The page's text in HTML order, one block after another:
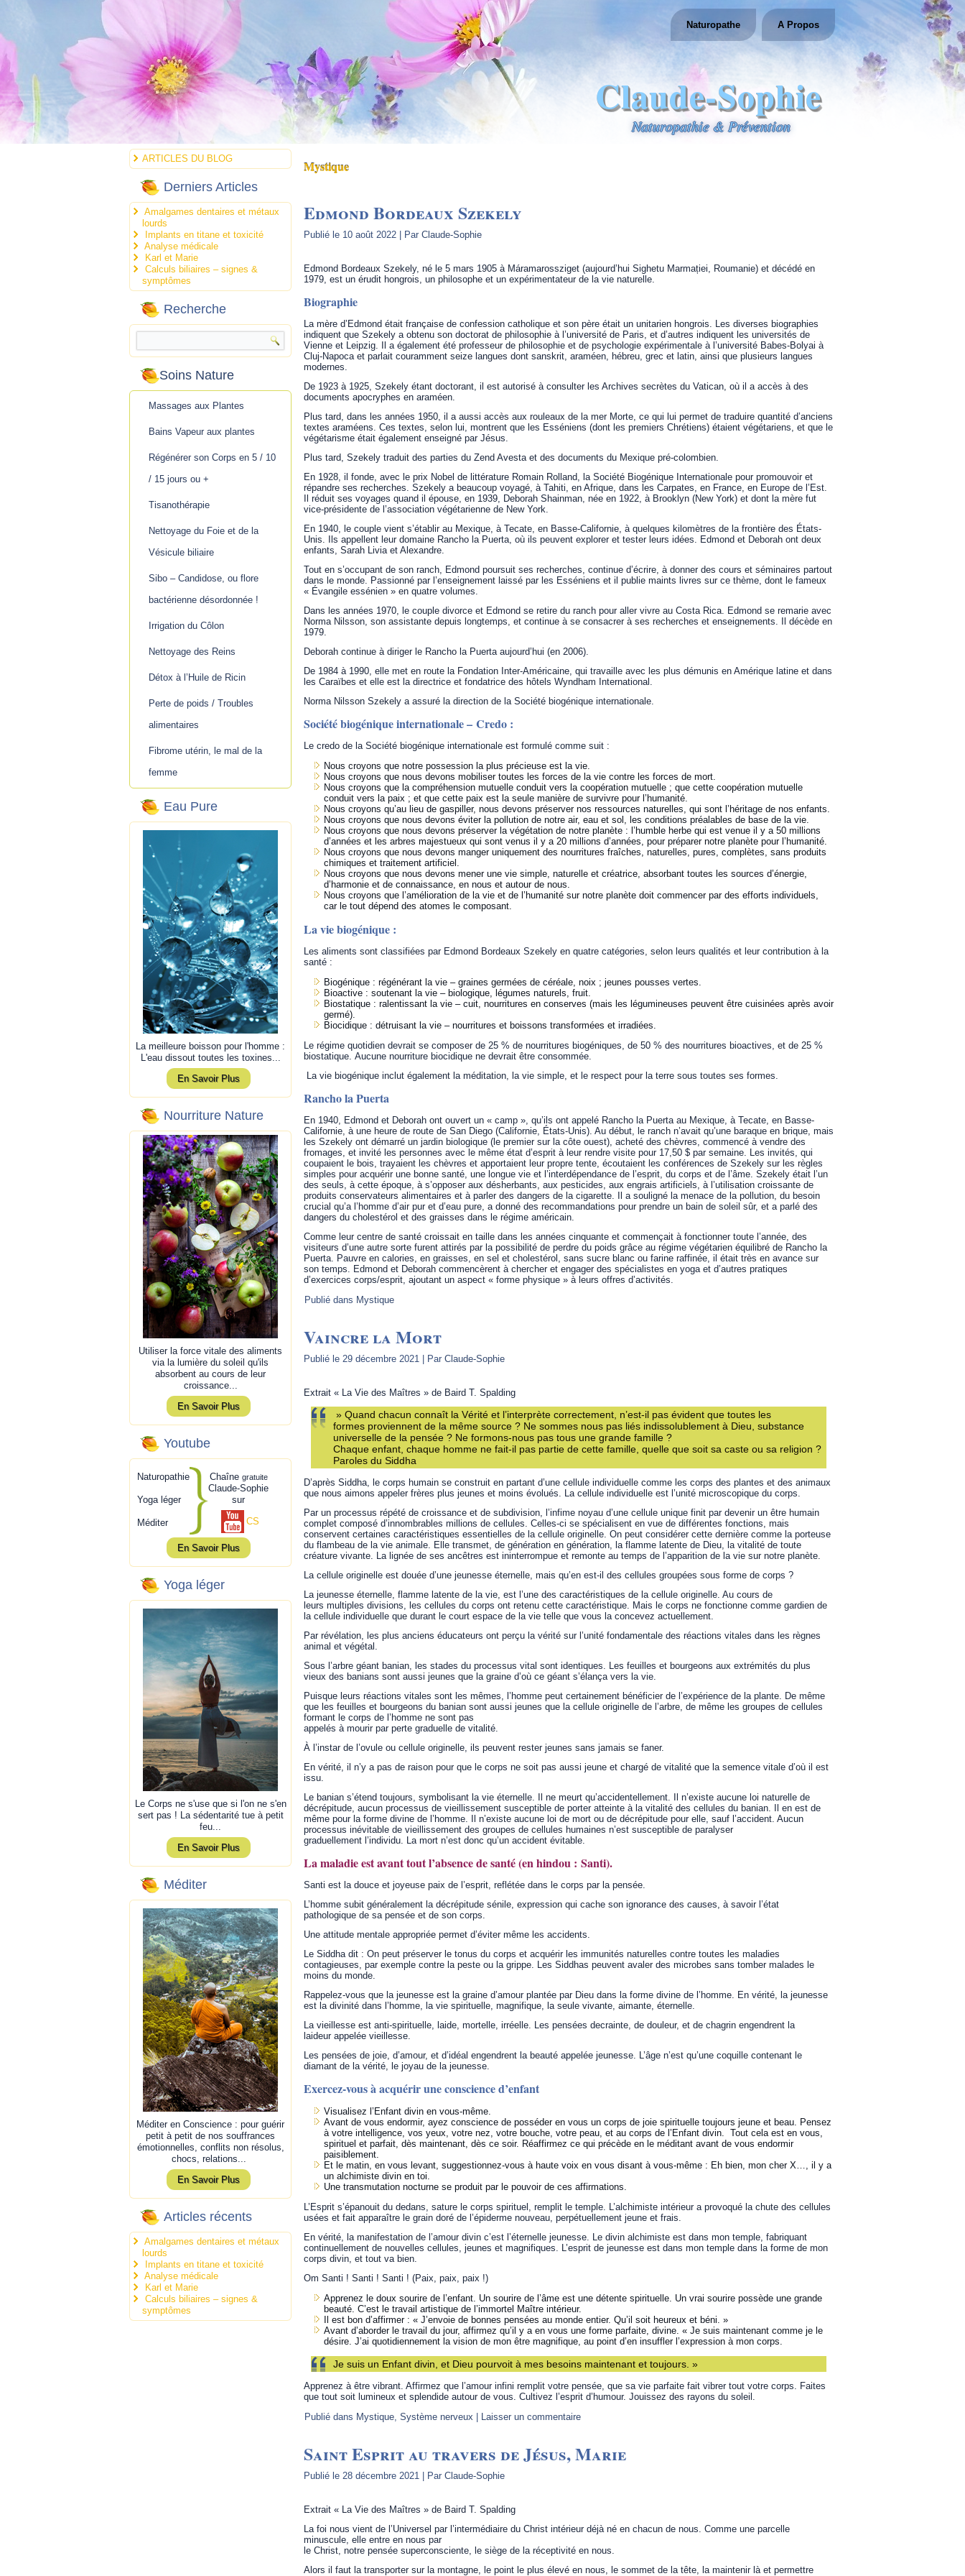
Claude-Sophie
Naturopathie & Prévention
Naturopathe A Propos
ARTICLES DU BLOG
Derniers Articles
Amalgames dentaires et métaux
lourds
Implants en titane et toxicité
Analyse médicale
Karl et Marie
Calculs biliaires – signes &
symptômes
Recherche
Soins Nature
Massages aux Plantes
Bains Vapeur aux plantes
Régénérer son Corps en 5 / 10
/ 15 jours ou +
Tisanothérapie
Nettoyage du Foie et de la
Vésicule biliaire
Sibo – Candidose, ou flore
bactérienne désordonnée !
Irrigation du Côlon
Nettoyage des Reins
Détox à l’Huile de Ricin
Perte de poids / Troubles
alimentaires
Fibrome utérin, le mal de la
femme
Eau Pure
La meilleure boisson pour l'homme :
L'eau dissout toutes les toxines...
En Savoir Plus
Nourriture Nature
Utiliser la force vitale des aliments
via la lumière du soleil qu'ils
absorbent au cours de leur
croissance...
En Savoir Plus
Youtube
Naturopathie
Yoga léger
Méditer
Chaîne gratuite
Claude-Sophie
sur
CS
En Savoir Plus
Yoga léger
Le Corps ne s'use que si l'on ne s'en
sert pas ! La sédentarité tue à petit
feu...
En Savoir Plus
Méditer
Méditer en Conscience : pour guérir
petit à petit de nos souffrances
émotionnelles, conflits non résolus,
chocs, relations...
En Savoir Plus
Articles récents
Amalgames dentaires et métaux
lourds
Implants en titane et toxicité
Analyse médicale
Karl et Marie
Calculs biliaires – signes &
symptômes
Mystique
Edmond Bordeaux Szekely
Publié le 10 août 2022 Par Claude-Sophie
Edmond Bordeaux Szekely, né le 5 mars 1905 à Máramarossziget (aujourd’hui Sighetu Marmației, Roumanie) et décédé en
1979, est un érudit hongrois, un philosophe et un expérimentateur de la vie naturelle.
Biographie
La mère d’Edmond était française de confession catholique et son père était un unitarien hongrois. Les diverses biographies
indiquent que Szekely a obtenu son doctorat de philosophie à l’université de Paris, et d’autres indiquent les universités de
Vienne et Leipzig. Il a également été professeur de philosophie et de psychologie expérimentale à l’université Babes-Bolyai à
Cluj-Napoca et parlait couramment seize langues dont sanskrit, araméen, hébreu, grec et latin, ainsi que plusieurs langues
modernes.
De 1923 à 1925, Szekely étant doctorant, il est autorisé à consulter les Archives secrètes du Vatican, où il a accès à des
documents apocryphes en araméen.
Plus tard, dans les années 1950, il a aussi accès aux rouleaux de la mer Morte, ce qui lui permet de traduire quantité d’anciens
textes araméens. Ces textes, selon lui, montrent que les Esséniens (dont les premiers Chrétiens) étaient végétariens, et que le
végétarisme était également enseigné par Jésus.
Plus tard, Szekely traduit des parties du Zend Avesta et des documents du Mexique pré-colombien.
En 1928, il fonde, avec le prix Nobel de littérature Romain Rolland, la Société Biogénique Internationale pour promouvoir et
répandre ses recherches. Szekely a beaucoup voyagé, à Tahiti, en Afrique, dans les Carpates, en France, en Europe de l’Est.
Il réduit ses voyages quand il épouse, en 1939, Deborah Shainman, née en 1922, à Brooklyn (New York) et dont la mère fut
vice-présidente de l’association végétarienne de New York.
En 1940, le couple vient s’établir au Mexique, à Tecate, en Basse-Californie, à quelques kilomètres de la frontière des États-
Unis. Ils appellent leur domaine Rancho la Puerta, où ils peuvent explorer et tester leurs idées. Edmond et Deborah ont deux
enfants, Sarah Livia et Alexandre.
Tout en s’occupant de son ranch, Edmond poursuit ses recherches, continue d’écrire, à donner des cours et séminaires partout
dans le monde. Passionné par l’enseignement laissé par les Esséniens et il publie maints livres sur ce thème, dont le fameux
« Évangile essénien » en quatre volumes.
Dans les années 1970, le couple divorce et Edmond se retire du ranch pour aller vivre au Costa Rica. Edmond se remarie avec
Norma Nilsson, son assistante depuis longtemps, et continue à se consacrer à ses recherches et enseignements. Il décède en
1979.
Deborah continue à diriger le Rancho la Puerta aujourd’hui (en 2006).
De 1984 à 1990, elle met en route la Fondation Inter-Américaine, qui travaille avec les plus démunis en Amérique latine et dans
les Caraïbes et elle est la directrice et fondatrice des hôtels Wyndham International.
Norma Nilsson Szekely a assuré la direction de la Société biogénique internationale.
Société biogénique internationale – Credo :
Le credo de la Société biogénique internationale est formulé comme suit :
Nous croyons que notre possession la plus précieuse est la vie.
Nous croyons que nous devons mobiliser toutes les forces de la vie contre les forces de mort.
Nous croyons que la compréhension mutuelle conduit vers la coopération mutuelle ; que cette coopération mutuelle
conduit vers la paix ; et que cette paix est la seule manière de survivre pour l’humanité.
Nous croyons qu’au lieu de gaspiller, nous devons préserver nos ressources naturelles, qui sont l’héritage de nos enfants.
Nous croyons que nous devons éviter la pollution de notre air, eau et sol, les conditions préalables de base de la vie.
Nous croyons que nous devons préserver la végétation de notre planète : l’humble herbe qui est venue il y a 50 millions
d’années et les arbres majestueux qui sont venus il y a 20 millions d’années, pour préparer notre planète pour l’humanité.
Nous croyons que nous devons manger uniquement des nourritures fraîches, naturelles, pures, complètes, sans produits
chimiques et traitement artificiel.
Nous croyons que nous devons mener une vie simple, naturelle et créatrice, absorbant toutes les sources d’énergie,
d’harmonie et de connaissance, en nous et autour de nous.
Nous croyons que l’amélioration de la vie et de l’humanité sur notre planète doit commencer par des efforts individuels,
car le tout dépend des atomes le composant.
La vie biogénique :
Les aliments sont classifiées par Edmond Bordeaux Szekely en quatre catégories, selon leurs qualités et leur contribution à la
santé :
Biogénique : régénérant la vie – graines germées de céréale, noix ; jeunes pousses vertes.
Bioactive : soutenant la vie – biologique, légumes naturels, fruit.
Biostatique : ralentissant la vie – cuit, nourritures en conserves (mais les légumineuses peuvent être cuisinées après avoir
germé).
Biocidique : détruisant la vie – nourritures et boissons transformées et irradiées.
Le régime quotidien devrait se composer de 25 % de nourritures biogéniques, de 50 % des nourritures bioactives, et de 25 %
biostatique. Aucune nourriture biocidique ne devrait être consommée.
La vie biogénique inclut également la méditation, la vie simple, et le respect pour la terre sous toutes ses formes.
Rancho la Puerta
En 1940, Edmond et Deborah ont ouvert un « camp », qu’ils ont appelé Rancho la Puerta au Mexique, à Tecate, en Basse-
Californie, à une heure de route de San Diego (Californie, États-Unis). Au début, le ranch n’avait qu’une baraque en brique, mais
les Szekely ont démarré un jardin biologique (le premier sur la côte ouest), acheté des chèvres, commencé à vendre des
fromages, et invité les personnes avec le même état d’esprit à leur rendre visite pour 17,50 $ par semaine. Les invités, qui
coupaient le bois, trayaient les chèvres et apportaient leur propre tente, écoutaient les conférences de Szekely sur les règles
simples pour acquérir une bonne santé, une longue vie et l’interdépendance de l’esprit, du corps et de l’âme. Szekely était l’un
des seuls, à cette époque, à s’opposer aux désherbants, aux pesticides, aux engrais artificiels, à l’utilisation croissante de
produits conservateurs alimentaires et à parler des dangers de la cigarette. Il a souligné la menace de la pollution, du besoin
crucial qu’a l’homme d’air pur et d’eau pure, a donné des recommandations pour prendre un bain de soleil sûr, et a parlé des
dangers du cholestérol et des graisses dans le régime américain.
Comme leur centre de santé croissait en taille dans les années cinquante et commençait à fonctionner toute l’année, des
visiteurs d’une autre sorte furent attirés par la possibilité de perdre du poids grâce au régime végétarien équilibré de Rancho la
Puerta. Pauvre en calories, en graisses, en sel et cholestérol, sans sucre blanc ou farine raffinée, il était très en avance sur
son temps. Edmond et Deborah commencèrent à chercher et engager des spécialistes en yoga et d’autres pratiques
d’exercices corps/esprit, ajoutant un aspect « forme physique » à leurs offres d’activités.
Publié dans Mystique
Vaincre la Mort
Publié le 29 décembre 2021 Par Claude-Sophie
Extrait « La Vie des Maîtres » de Baird T. Spalding
» Quand chacun connaît la Vérité et l’interprète correctement, n’est-il pas évident que toutes les
formes proviennent de la même source ? Ne sommes nous pas liés indissolublement à Dieu, substance
universelle de la pensée ? Ne formons-nous pas tous une grande famille ?
Chaque enfant, chaque homme ne fait-il pas partie de cette famille, quelle que soit sa caste ou sa religion ?
Paroles du Siddha
D’après Siddha, le corps humain se construit en partant d’une cellule individuelle comme les corps des plantes et des animaux
que nous aimons appeler frères plus jeunes et moins évolués. La cellule individuelle est l’unité microscopique du corps.
Par un processus répété de croissance et de subdivision, l’infime noyau d’une cellule unique finit par devenir un être humain
complet composé d’innombrables millions de cellules. Celles-ci se spécialisent en vue de différentes fonctions, mais
conservent certaines caractéristiques essentielles de la cellule originelle. On peut considérer cette dernière comme la porteuse
du flambeau de la vie animale. Elle transmet, de génération en génération, la flamme latente de Dieu, la vitalité de toute
créature vivante. La lignée de ses ancêtres est ininterrompue et remonte au temps de l’apparition de la vie sur notre planète.
La cellule originelle est douée d’une jeunesse éternelle, mais qu’en est-il des cellules groupées sous forme de corps ?
La jeunesse éternelle, flamme latente de la vie, est l’une des caractéristiques de la cellule originelle. Au cours de
leurs multiples divisions, les cellules du corps ont retenu cette caractéristique. Mais le corps ne fonctionne comme gardien de
la cellule individuelle que durant le court espace de la vie telle que vous la concevez actuellement.
Par révélation, les plus anciens éducateurs ont perçu la vérité sur l’unité fondamentale des réactions vitales dans les règnes
animal et végétal.
Sous l’arbre géant banian, les stades du processus vital sont identiques. Les feuilles et bourgeons aux extrémités du plus
vieux des banians sont aussi jeunes que la graine d’où ce géant s’élança vers la vie.
Puisque leurs réactions vitales sont les mêmes, l’homme peut certainement bénéficier de l’expérience de la plante. De même
que les feuilles et bourgeons du banian sont aussi jeunes que la cellule originelle de l’arbre, de même les groupes de cellules
formant le corps de l’homme ne sont pas
appelés à mourir par perte graduelle de vitalité.
À l’instar de l’ovule ou cellule originelle, ils peuvent rester jeunes sans jamais se faner.
En vérité, il n’y a pas de raison pour que le corps ne soit pas aussi jeune et chargé de vitalité que la semence vitale d’où il est
issu.
Le banian s’étend toujours, symbolisant la vie éternelle. Il ne meurt qu’accidentellement. Il n’existe aucune loi naturelle de
décrépitude, aucun processus de vieillissement susceptible de porter atteinte à la vitalité des cellules du banian. Il en est de
même pour la forme divine de l’homme. Il n’existe aucune loi de mort ou de décrépitude pour elle, sauf l’accident. Aucun
processus inévitable de vieillissement des groupes de cellules humaines n’est susceptible de paralyser
graduellement l’individu. La mort n’est donc qu’un accident évitable.
La maladie est avant tout l’absence de santé (en hindou : Santi).
Santi est la douce et joyeuse paix de l’esprit, reflétée dans le corps par la pensée.
L’homme subit généralement la décrépitude sénile, expression qui cache son ignorance des causes, à savoir l’état
pathologique de sa pensée et de son corps.
Une attitude mentale appropriée permet d’éviter même les accidents.
Le Siddha dit : On peut préserver le tonus du corps et acquérir les immunités naturelles contre toutes les maladies
contagieuses, par exemple contre la peste ou la grippe. Les Siddhas peuvent avaler des microbes sans tomber malades le
moins du monde.
Rappelez-vous que la jeunesse est la graine d’amour plantée par Dieu dans la forme divine de l’homme. En vérité, la jeunesse
est la divinité dans l’homme, la vie spirituelle, magnifique, la seule vivante, aimante, éternelle.
La vieillesse est anti-spirituelle, laide, mortelle, irréelle. Les pensées decrainte, de douleur, et de chagrin engendrent la
laideur appelée vieillesse.
Les pensées de joie, d’amour, et d’idéal engendrent la beauté appelée jeunesse. L’âge n’est qu’une coquille contenant le
diamant de la vérité, le joyau de la jeunesse.
Exercez-vous à acquérir une conscience d’enfant
Visualisez l’Enfant divin en vous-même.
Avant de vous endormir, ayez conscience de posséder en vous un corps de joie spirituelle toujours jeune et beau. Pensez
à votre intelligence, vos yeux, votre nez, votre bouche, votre peau, et au corps de l’Enfant divin. Tout cela est en vous,
spirituel et parfait, dès maintenant, dès ce soir. Réaffirmez ce qui précède en le méditant avant de vous endormir
paisiblement.
Et le matin, en vous levant, suggestionnez-vous à haute voix en vous disant à vous-même : Eh bien, mon cher X…, il y a
un alchimiste divin en toi.
Une transmutation nocturne se produit par le pouvoir de ces affirmations.
L’Esprit s’épanouit du dedans, sature le corps spirituel, remplit le temple. L’alchimiste intérieur a provoqué la chute des cellules
usées et fait apparaître le grain doré de l’épiderme nouveau, perpétuellement jeune et frais.
En vérité, la manifestation de l’amour divin c’est l’éternelle jeunesse. Le divin alchimiste est dans mon temple, fabriquant
continuellement de nouvelles cellules, jeunes et magnifiques. L’esprit de jeunesse est dans mon temple dans la forme de mon
corps divin, et tout va bien.
Om Santi ! Santi ! Santi ! (Paix, paix, paix !)
Apprenez le doux sourire de l’enfant. Un sourire de l’âme est une détente spirituelle. Un vrai sourire possède une grande
beauté. C’est le travail artistique de l’immortel Maître intérieur.
Il est bon d’affirmer : « J’envoie de bonnes pensées au monde entier. Qu’il soit heureux et béni. »
Avant d’aborder le travail du jour, affirmez qu’il y a en vous une forme parfaite, divine. « Je suis maintenant comme je le
désire. J’ai quotidiennement la vision de mon être magnifique, au point d’en insuffler l’expression à mon corps.
Je suis un Enfant divin, et Dieu pourvoit à mes besoins maintenant et toujours. »
Apprenez à être vibrant. Affirmez que l’amour infini remplit votre pensée, que sa vie parfaite fait vibrer tout votre corps. Faites
que tout soit lumineux et splendide autour de vous. Cultivez l’esprit d’humour. Jouissez des rayons du soleil.
Publié dans Mystique, Système nerveux Laisser un commentaire
Saint Esprit au travers de Jésus, Marie
Publié le 28 décembre 2021 Par Claude-Sophie
Extrait « La Vie des Maîtres » de Baird T. Spalding
La foi nous vient de l’Universel par l’intermédiaire du Christ intérieur déjà né en chacun de nous. Comme une parcelle
minuscule, elle entre en nous par
le Christ, notre pensée superconsciente, le siège de la réceptivité en nous.
Alors il faut la transporter sur la montagne, le point le plus élevé en nous, le sommet de la tête, la maintenir là et permettre